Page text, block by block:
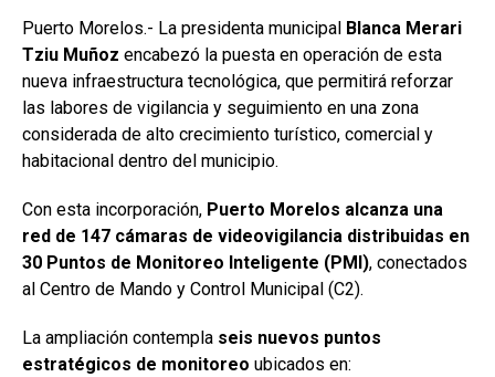
Puerto Morelos.- La presidenta municipal Blanca Merari
Tziu Muñoz encabezó la puesta en operación de esta
nueva infraestructura tecnológica, que permitirá reforzar
las labores de vigilancia y seguimiento en una zona
considerada de alto crecimiento turístico, comercial y
habitacional dentro del municipio.
Con esta incorporación, Puerto Morelos alcanza una
red de 147 cámaras de videovigilancia distribuidas en
30 Puntos de Monitoreo Inteligente (PMI), conectados
al Centro de Mando y Control Municipal (C2).
La ampliación contempla seis nuevos puntos
estratégicos de monitoreo ubicados en: